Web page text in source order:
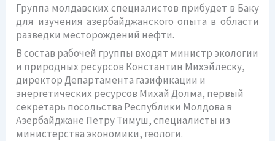
Группа молдавских специалистов прибудет в Баку
для изучения азербайджанского опыта в области
разведки месторождений нефти.
В состав рабочей группы входят министр экологии
и природных ресурсов Константин Михэйлеску,
директор Департамента газификации и
энергетических ресурсов Михай Долма, первый
секретарь посольства Республики Молдова в
Азербайджане Петру Тимуш, специалисты из
министерства экономики, геологи.